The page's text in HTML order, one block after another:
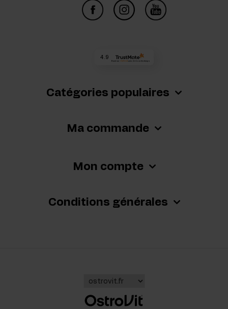
Catégories populaires
Ma commande
Mon compte
Conditions générales
4.9
Basé sur 64 924avis de tous les temps